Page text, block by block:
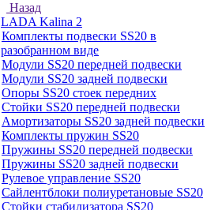
Назад
LADA Kalina 2
Комплекты подвески SS20 в
разобранном виде
Модули SS20 передней подвески
Модули SS20 задней подвески
Опоры SS20 стоек передних
Стойки SS20 передней подвески
Амортизаторы SS20 задней подвески
Комплекты пружин SS20
Пружины SS20 передней подвески
Пружины SS20 задней подвески
Рулевое управление SS20
Сайлентблоки полиуретановые SS20
Стойки стабилизатора SS20